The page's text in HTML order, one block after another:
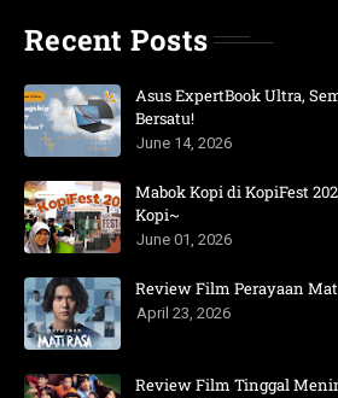
Recent Posts
Asus ExpertBook Ultra,
Bersatu!
June 14, 2026
Mabok Kopi di KopiFest
Kopi~
June 01, 2026
Review Film Perayaan
April 23, 2026
Review Film Tinggal